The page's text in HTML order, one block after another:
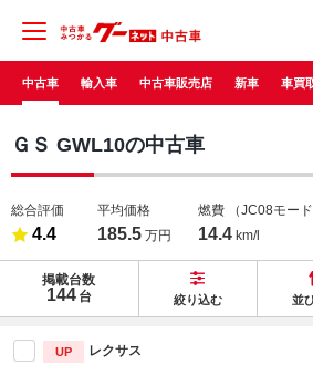
中古車 輸入車 中古車販売店 新車 車買
ＧＳ GWL10の中古車
総合評価
4.4
平均価格
185.5 万円
燃費 （JC08モード
14.4 km/l
掲載台数
144 台 絞り込む 並
UP レクサス